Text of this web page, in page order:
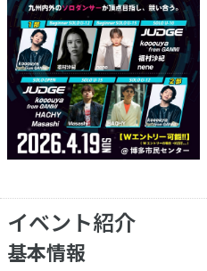
イベント紹介
基本情報